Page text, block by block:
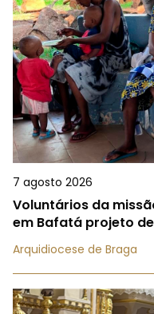
7 agosto 2026
Voluntários da
em Bafatá projeto
Arquidiocese de Braga